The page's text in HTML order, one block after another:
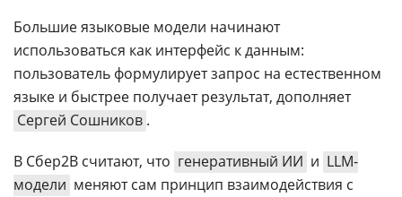
Большие языковые модели начинают
использоваться как интерфейс к данным:
пользователь формулирует запрос на естественном
языке и быстрее получает результат, дополняет
Сергей Сошников .
В Сбер2B считают, что генеративный ИИ и LLM-
модели меняют сам принцип взаимодействия с